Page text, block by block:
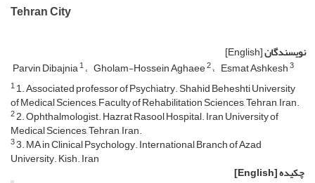
Tehran City
نویسندگان[English]
Parvin Dibajnia1 Gholam-Hossein Aghaee2 Esmat Ashkesh3
11. Associated professor of Psychiatry. Shahid Beheshti University
of Medical Sciences, Faculty of Rehabilitation Sciences, Tehran, Iran.
22. Ophthalmologist. Hazrat Rasool Hospital. Iran University of
Medical Sciences, Tehran, Iran.
33. MA in Clinical Psychology. International Branch of Azad
University. Kish. Iran
چکیده[English]